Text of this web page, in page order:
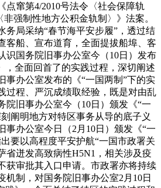
点窜第4/2010号法令〈社会保障轨
强制性地方公积金轨制〉》法案。
务局采纳“春节海平安步履”，透过结
客船、宣布道育，全面提拔船埠、客
识国务院旧事办公室今（10日）发布
，全面回首了的实践过程，深切阐述
事办公室发布的《“一国两制”下的实
过程、严沉成绩取经验，既是对由乱
院旧事办公室今（10日）颁发《“一
阐明地方对特区事务从导的底子义
事办公室今日（2月10日）颁发《“一
要以高程度平安护航“一国市政署关
省迸发高致病性H5N1，相关涉及疫
获审批其入口申请。市政署亦将持续
机制，对国务院旧事办公室2月10日